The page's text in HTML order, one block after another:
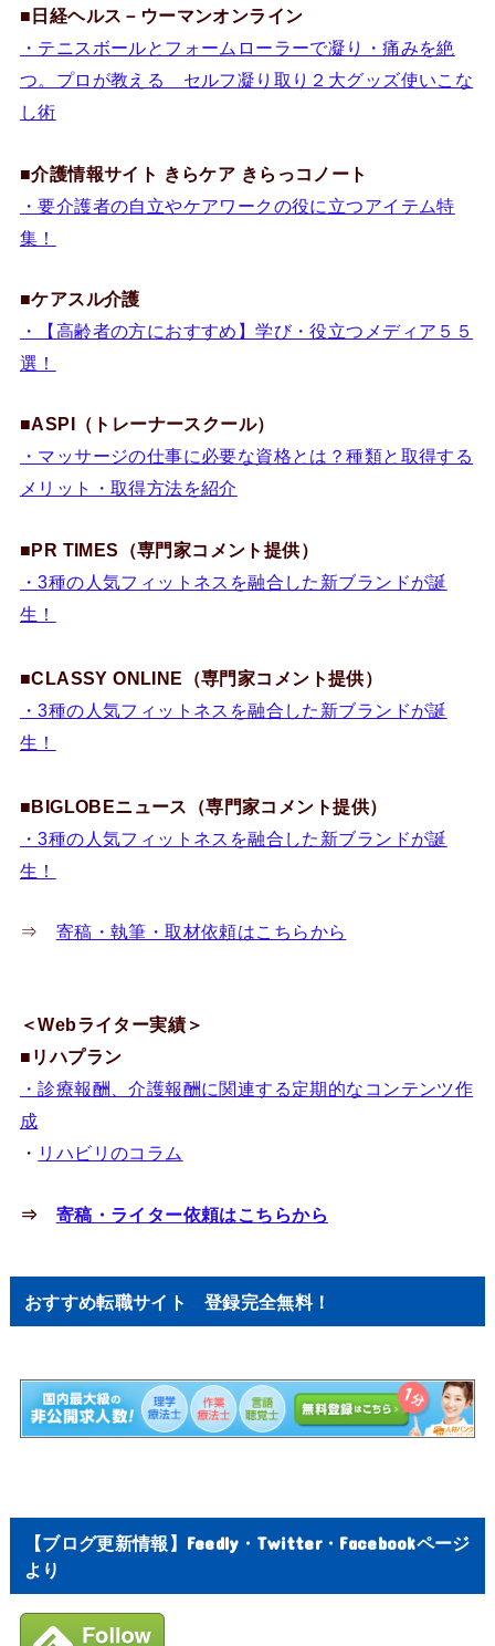
■ 日経ヘルス－ウーマンオンライン
・テニスボールとフォームローラーで凝り・痛みを絶
つ。プロが教える セルフ凝り取り２大グッズ使いこな
し術
■介護情報サイト きらケア きらっコノート
・要介護者の自立やケアワークの役に立つアイテム特
集！
■ケアスル介護
・【高齢者の方におすすめ】学び・役立つメディア５５
選！
■ASPI（トレーナースクール）
・マッサージの仕事に必要な資格とは？種類と取得する
メリット・取得方法を紹介
■PR TIMES（専門家コメント提供）
・3種の人気フィットネスを融合した新ブランドが誕
生！
■CLASSY ONLINE（専門家コメント提供）
・3種の人気フィットネスを融合した新ブランドが誕
生！
■BIGLOBEニュース（専門家コメント提供）
・3種の人気フィットネスを融合した新ブランドが誕
生！
⇒ 寄稿・執筆・取材依頼はこちらから
＜Webライター実績＞
■リハプラン
・診療報酬、介護報酬に関連する定期的なコンテンツ作
成
・ リハビリのコラム
⇒ 寄稿・ライター依頼はこちらから
おすすめ転職サイト 登録完全無料！
【ブログ更新情報】Feedly・Twitter・Facebookページ
より